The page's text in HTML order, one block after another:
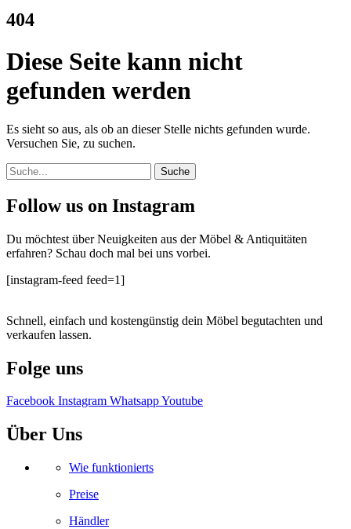
404
Diese Seite kann nicht
gefunden werden
Es sieht so aus, als ob an dieser Stelle nichts gefunden wurde.
Versuchen Sie, zu suchen.
Suche
Follow us on Instagram
Du möchtest über Neuigkeiten aus der Möbel & Antiquitäten
erfahren? Schau doch mal bei uns vorbei.
[instagram-feed feed=1]
Schnell, einfach und kostengünstig dein Möbel begutachten und
verkaufen lassen.
Folge uns
Facebook Instagram WhatsappYoutube
Über Uns
Wie funktionierts
Preise
Händler